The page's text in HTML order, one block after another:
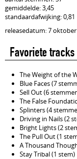
gemiddelde: 3,45
standaardafwijking: 0,81
releasedatum: 7
Favoriete tracks
The Weight of the
Blue Faces (7
Sell Out (6
The False
Splinters (4
Driving in Nails (2
Bright Lights (2
The Pull Out (1
A Thousand
Stay Tribal (1 stem)